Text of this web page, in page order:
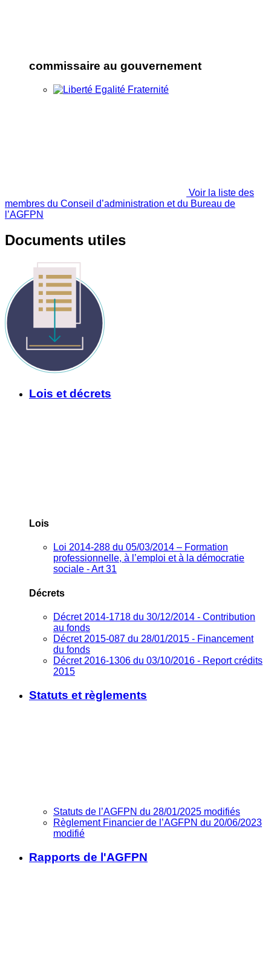
commissaire au gouvernement
Voir la liste des
membres du Conseil d’administration et du Bureau de
l’AGFPN
Documents utiles
Lois et décrets
Lois
Loi 2014-288 du 05/03/2014 – Formation
professionnelle, à l’emploi et à la démocratie
sociale - Art 31
Décrets
Décret 2014-1718 du 30/12/2014 - Contribution
au fonds
Décret 2015-087 du 28/01/2015 - Financement
du fonds
Décret 2016-1306 du 03/10/2016 - Report crédits
2015
Statuts et règlements
Statuts de l’AGFPN du 28/01/2025 modifiés
Règlement Financier de l’AGFPN du 20/06/2023
modifié
Rapports de l'AGFPN